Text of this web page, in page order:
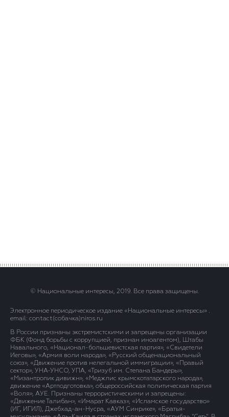
© Национальные интересы, 2019. Все права защищены.
Электронное периодическое издание «Национальные интересы» .
email: contact(сoбaчка)niros.ru
В России признаны экстремистскими и запрещены организации
ФБК (Фонд борьбы с коррупцией, признан иноагентом), Штабы
Навального, «Национал-большевистская партия», «Свидетели
Иеговы», «Армия воли народа», «Русский общенациональный
союз», «Движение против нелегальной иммиграции», «Правый
сектор», УНА-УНСО, УПА, «Тризуб им. Степана Бандеры»,
«Мизантропик дивижн», «Меджлис крымскотатарского народа»,
движение «Артподготовка», общероссийская политическая партия
«Воля», АУЕ. Признаны террористическими и запрещены:
«Движение Талибан», «Имарат Кавказ», «Исламское государство»
(ИГ, ИГИЛ), Джебхад-ан-Нусра, «АУМ Синрике», «Братья-